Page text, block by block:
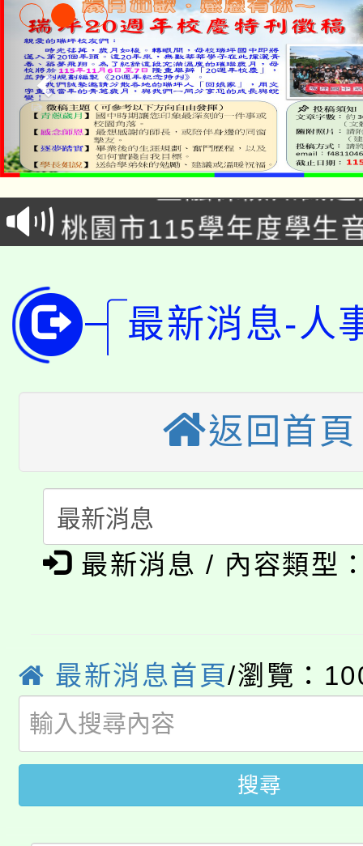
公告本校115學年度第
代理(課)教師甄選結果(
「2026金融保險知識
車」活動
桃園市115學年度學生
公告本校115學年度第
代理(課)教師甄選結果(
公告本校115學年度第
代理(課)教師甄選結果(
轉知中國文化大學推廣
程，歡迎學生輔導中心
心理、諮商輔導、社會
系所師生報名參加。
縣市「校園短影音徵
門員」簡章及活動海報
踴躍報名參加。
桃園市115學年度學生
展演活動實施計畫」
115年度「教育部表揚
義教育推展貢獻獎」
公告本校115學年度第
代理(課)教師甄選結果(
「2026金融保險知識
生本土語及新住民語歌
公告本校115學年度第
代理(課)教師甄選結果(
公告本校115學年度第
代理(課)教師甄選結果(
轉知中國文化大學推廣
《TA101》溝通分析基
轉知苗栗縣政府辦理
最新消息-人
返回首頁
最新消息 / 內容類型
最新消息首頁/瀏覽：
搜尋